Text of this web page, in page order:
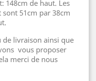
148cm de haut. Les
51cm par 38cm
de livraison ainsi que
vous proposer
merci de nous